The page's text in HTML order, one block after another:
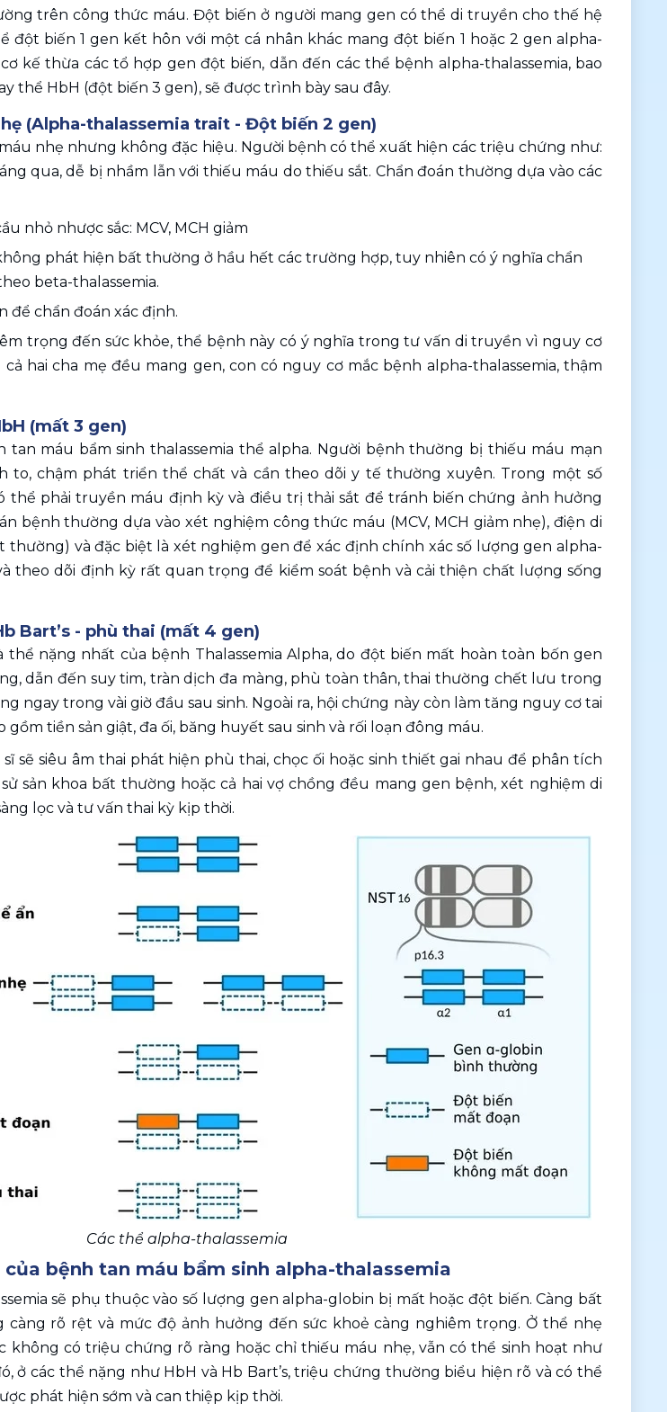
trên công thức máu. Đột biến ở người mang gen có thể di truyền cho thế hệ
đột biến 1 gen kết hôn với một cá nhân khác mang đột biến 1 hoặc 2 gen alpha-
kế thừa các tổ hợp gen đột biến, dẫn đến các thể bệnh alpha-thalassemia, bao
thể HbH (đột biến 3 gen), sẽ được trình bày sau đây.
(Alpha-thalassemia trait - Đột biến 2 gen)
nhẹ nhưng không đặc hiệu. Người bệnh có thể xuất hiện các triệu chứng như:
qua, dễ bị nhầm lẫn với thiếu máu do thiếu sắt. Chẩn đoán thường dựa vào các
nhỏ nhược sắc: MCV, MCH giảm
phát hiện bất thường ở hầu hết các trường hợp, tuy nhiên có ý nghĩa chẩn
beta-thalassemia.
để chẩn đoán xác định.
trọng đến sức khỏe, thể bệnh này có ý nghĩa trong tư vấn di truyền vì nguy cơ
hai cha mẹ đều mang gen, con có nguy cơ mắc bệnh alpha-thalassemia, thậm
(mất 3 gen)
máu bẩm sinh thalassemia thể alpha. Người bệnh thường bị thiếu máu mạn
to, chậm phát triển thể chất và cần theo dõi y tế thường xuyên. Trong một số
thể phải truyền máu định kỳ và điều trị thải sắt để tránh biến chứng ảnh hưởng
bệnh thường dựa vào xét nghiệm công thức máu (MCV, MCH giảm nhẹ), điện di
thường) và đặc biệt là xét nghiệm gen để xác định chính xác số lượng gen alpha-
theo dõi định kỳ rất quan trọng để kiểm soát bệnh và cải thiện chất lượng sống
Bart’s - phù thai (mất 4 gen)
thể nặng nhất của bệnh Thalassemia Alpha, do đột biến mất hoàn toàn bốn gen
dẫn đến suy tim, tràn dịch đa màng, phù toàn thân, thai thường chết lưu trong
ngay trong vài giờ đầu sau sinh. Ngoài ra, hội chứng này còn làm tăng nguy cơ tai
gồm tiền sản giật, đa ối, băng huyết sau sinh và rối loạn đông máu.
sẽ siêu âm thai phát hiện phù thai, chọc ối hoặc sinh thiết gai nhau để phân tích
sản khoa bất thường hoặc cả hai vợ chồng đều mang gen bệnh, xét nghiệm di
lọc và tư vấn thai kỳ kịp thời.
Các thể alpha-thalassemia
bệnh tan máu bẩm sinh alpha-thalassemia
sẽ phụ thuộc vào số lượng gen alpha-globin bị mất hoặc đột biến. Càng bất
rõ rệt và mức độ ảnh hưởng đến sức khoẻ càng nghiêm trọng. Ở thể nhẹ
không có triệu chứng rõ ràng hoặc chỉ thiếu máu nhẹ, vẫn có thể sinh hoạt như
ở các thể nặng như HbH và Hb Bart’s, triệu chứng thường biểu hiện rõ và có thể
phát hiện sớm và can thiệp kịp thời.